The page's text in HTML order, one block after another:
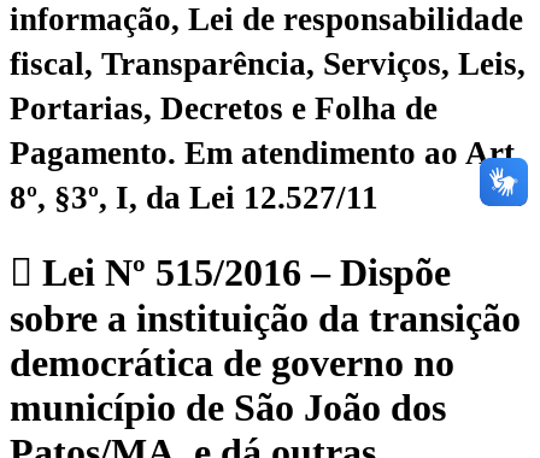
informação, Lei de responsabilidade
fiscal, Transparência, Serviços, Leis,
Portarias, Decretos e Folha de
Pagamento. Em atendimento ao Art.
8º, §3º, I, da Lei 12.527/11
Lei Nº 515/2016 – Dispõe
sobre a instituição da transição
democrática de governo no
município de São João dos